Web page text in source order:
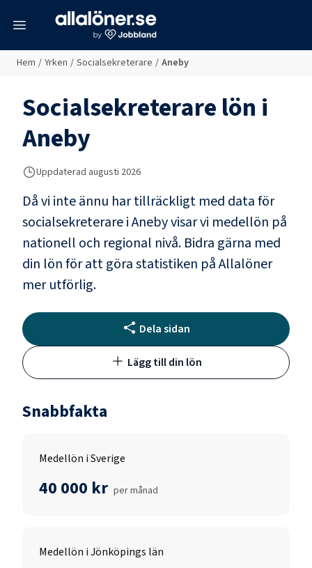
Hem / Yrken / Socialsekreterare / Aneby
Socialsekreterarelön i
Aneby
Uppdaterad augusti 2026
Då vi inte ännu har tillräckligt med data för
socialsekreterareiAnebyvisar vi medellön på
nationell och regional nivå. Bidra gärna med
din lön för att göra statistiken på Allalöner
mer utförlig.
Dela sidan
Lägg till din lön
Snabbfakta
Medellön i Sverige
40 000 kr per månad
Medellön i Jönköpings län